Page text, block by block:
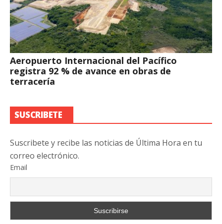
Aeropuerto Internacional del Pacífico
registra 92 % de avance en obras de
terracería
SUSCRIBETE
Suscribete y recibe las noticias de Última Hora en tu
correo electrónico.
Email